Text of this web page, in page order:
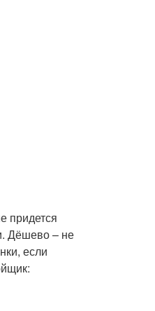
придется
Дёшево – не
если